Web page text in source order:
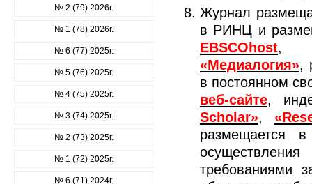
№ 2 (79) 2026г.
№ 1 (78) 2026г.
№ 6 (77) 2025г.
№ 5 (76) 2025г.
№ 4 (75) 2025г.
№ 3 (74) 2025г.
№ 2 (73) 2025г.
№ 1 (72) 2025г.
№ 6 (71) 2024г.
Журнал
в РИНЦ и
EBSCOhost,
«Медиалогия»,
в постоянном
веб-сайте,
Scholar»,
размещается
требованиями